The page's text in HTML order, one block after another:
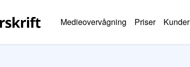
Medieovervågning Priser Kunder